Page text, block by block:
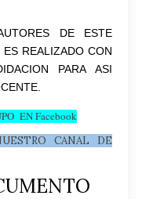
DE ESTE
REALIZADO CON
PARA ASI
EN Facebook
CANAL DE